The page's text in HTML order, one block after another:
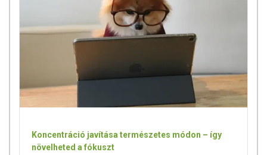
Koncentráció javítása természetes módon – így
növelheted a fókuszt